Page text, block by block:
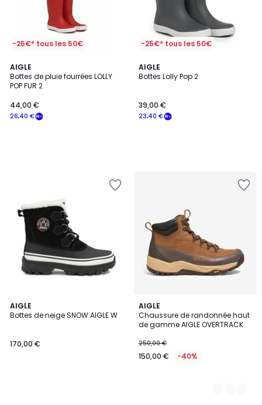
-25€* tous les 50€
AIGLE
Bottes de pluie fourrées LOLLY
POP FUR 2
26,40 €
44,00 €
-25€* tous les 50€
AIGLE
Bottes Lolly Pop 2
23,40 €
39,00 €
AIGLE
Bottes de neige SNOW AIGLE W
170,00 €
AIGLE
Chaussure de randonnée haut
de gamme AIGLE OVERTRACK
250,00 €
150,00 € -40%
2
Couleurs